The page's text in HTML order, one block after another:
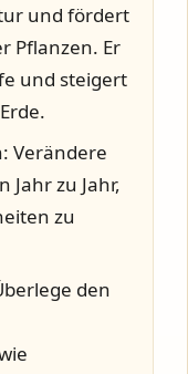
und fördert
Pflanzen. Er
und steigert
Verändere
Jahr zu Jahr,
zu
den